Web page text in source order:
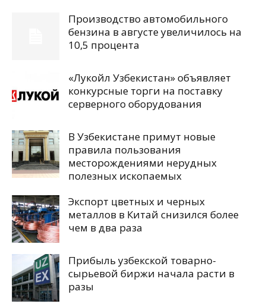
Производство автомобильного
бензина в августе увеличилось на
10,5 процента
«Лукойл Узбекистан» объявляет
конкурсные торги на поставку
серверного оборудования
В Узбекистане примут новые
правила пользования
месторождениями нерудных
полезных ископаемых
Экспорт цветных и черных
металлов в Китай снизился более
чем в два раза
Прибыль узбекской товарно-
сырьевой биржи начала расти в
разы